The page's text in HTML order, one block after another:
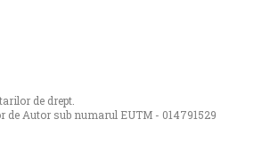
de drept.
Autor sub numarul EUTM - 014791529